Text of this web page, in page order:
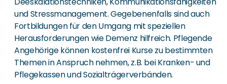
und Stressmanagement. Gegebenenfalls sind auch
Fortbildungen für den Umgang mit speziellen
Herausforderungen wie Demenz hilfreich. Pflegende
Angehörige können kostenfrei Kurse zu bestimmten
Themen in Anspruch nehmen, z.B. bei Kranken- und
Pflegekassen und Sozialträgerverbänden.